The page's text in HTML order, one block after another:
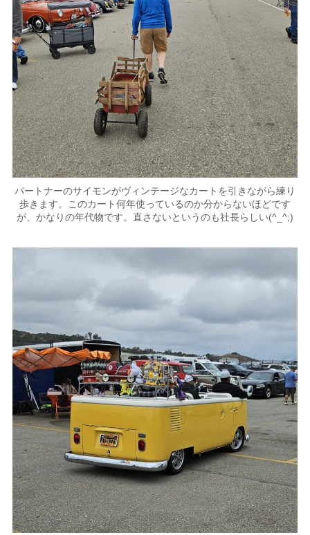
パートナーのサイモンがヴィンテージなカートを引きながら練り
歩きます。このカート何年使っているのか分からないほどです
が、かなりの年代物です。直さないというのも社長らしい(^_^;)